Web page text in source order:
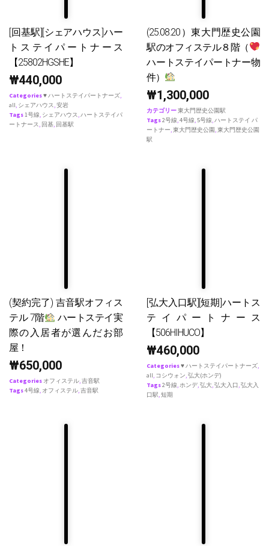
[回基駅][シェアハウス]ハー
トステイパートナース
【25802HGSHE】
₩440,000
Categories♥ ハートステイパートナーズ,
all, シェアハウス,安岩
Tags1号線, シェアハウス,ハートステイパ
ートナース, 回基, 回基駅
(25.08.20）東大門歴史公園
駅のオフィステル８階（
ハートステイパートナー物
件）
₩1,300,000
カテゴリー東大門歴史公園駅
Tags2号線,4号線, 5号線,ハートステイ パ
ートナー,東大門歴史公園,東大門歴史公園
駅
(契約完了) 吉音駅オフィス
テル 7階
ハートステイ実
際の入居者が選んだお部
屋！
₩650,000
Categories オフィステル,吉音駅
Tags4号線, オフィステル,吉音駅
[弘大入口駅][短期]ハートス
テイパートナース
【506HIHUCO】
₩460,000
Categories♥ ハートステイパートナーズ,
all, コシウォン,弘大(ホンデ)
Tags2号線,ホンデ,弘大,弘大入口,弘大入
口駅,短期